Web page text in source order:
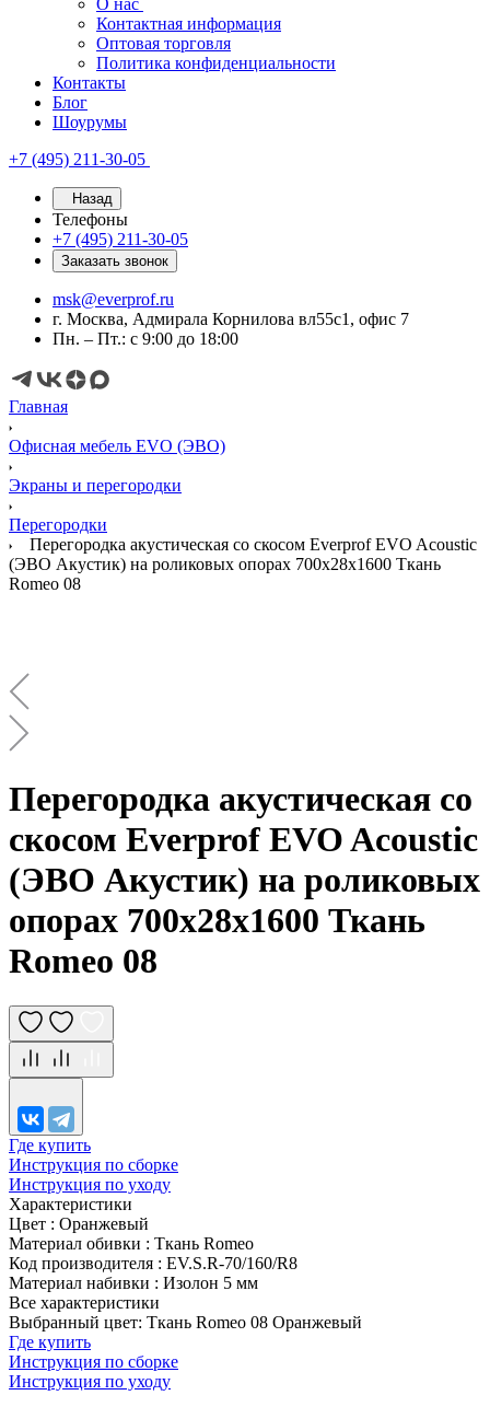
О нас
Контактная информация
Оптовая торговля
Политика конфиденциальности
Контакты
Блог
Шоурумы
+7 (495) 211-30-05
Назад
Телефоны
+7 (495) 211-30-05
Заказать звонок
msk@everprof.ru
г. Москва, Адмирала Корнилова вл55с1, офис 7
Пн. – Пт.: с 9:00 до 18:00
Главная
Офисная мебель EVO (ЭВО)
Экраны и перегородки
Перегородки
Перегородка акустическая со скосом Everprof EVO Acoustic
(ЭВО Акустик) на роликовых опорах 700х28х1600 Ткань
Romeo 08
Перегородка акустическая со
скосом Everprof EVO Acoustic
(ЭВО Акустик) на роликовых
опорах 700х28х1600 Ткань
Romeo 08
Где купить
Инструкция по сборке
Инструкция по уходу
Характеристики
Цвет : Оранжевый
Материал обивки : Ткань Romeo
Код производителя : EV.S.R-70/160/R8
Материал набивки : Изолон 5 мм
Все характеристики
Выбранный цвет: Ткань Romeo 08 Оранжевый
Где купить
Инструкция по сборке
Инструкция по уходу